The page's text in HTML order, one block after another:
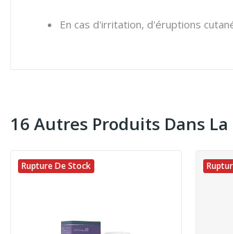
En cas d'irritation, d'éruptions
16 Autres Produits Dans
Rupture De Stock